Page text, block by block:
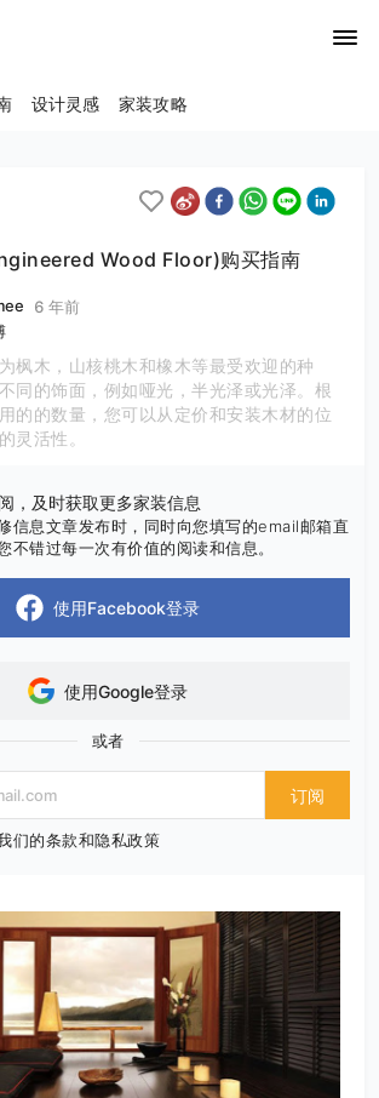
设计灵感 家装攻略
Wood Floor)购买指南
6 年前
枫木，山核桃木和橡木等最受欢迎的种
同的饰面，例如哑光，半光泽或光泽。根
的的数量，您可以从定价和安装木材的位
灵活性。
，及时获取更多家装信息
信息文章发布时，同时向您填写的email邮箱直
不错过每一次有价值的阅读和信息。
使用Facebook登录
使用Google登录
或者
订阅
们的条款和隐私政策